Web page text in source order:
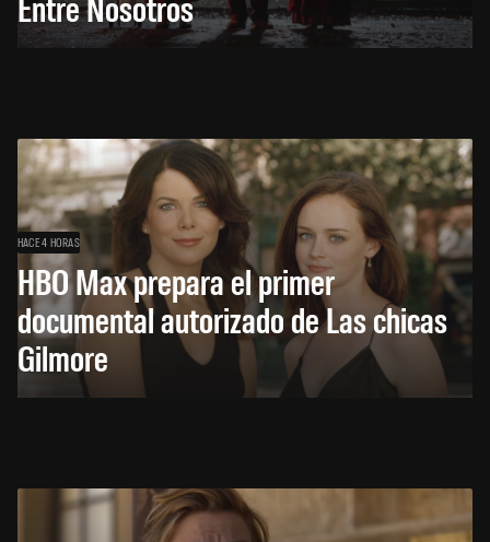
HACE 4 HORAS
HBO Max prepara el primer
documental autorizado de Las chicas
Gilmore